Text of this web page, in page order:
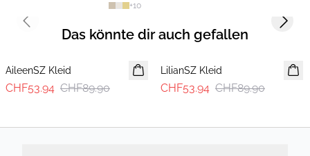
+10
Das könnte dir auch gefallen
AileenSZ Kleid
CHF53.94 CHF89.90
-40%
LilianSZ Kleid
CHF53.94 CHF89.90
Previous slide Next